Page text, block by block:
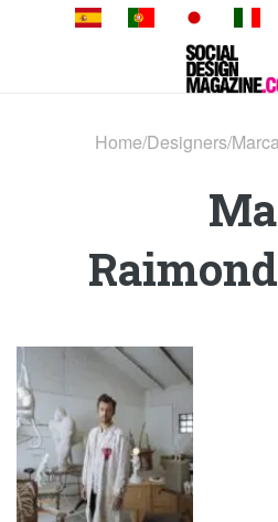
Home/Designers/